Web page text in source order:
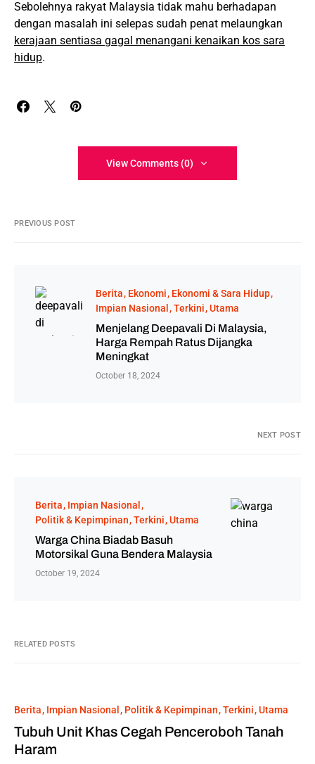
Sebolehnya rakyat Malaysia tidak mahu berhadapan
dengan masalah ini selepas sudah penat melaungkan
kerajaan sentiasa gagal menangani kenaikan kos sara
hidup.
View Comments (0)
PREVIOUS POST
Berita Ekonomi Ekonomi & Sara Hidup
Impian Nasional
Terkini Utama
Menjelang Deepavali Di Malaysia,
Harga Rempah Ratus Dijangka
Meningkat
October 18, 2024
NEXT POST
Berita Impian Nasional
Politik & Kepimpinan Terkini Utama
Warga China Biadab Basuh
Motorsikal Guna Bendera Malaysia
October 19, 2024
RELATED POSTS
Berita Impian Nasional Politik & Kepimpinan Terkini Utama
Tubuh Unit Khas Cegah Penceroboh Tanah
Haram